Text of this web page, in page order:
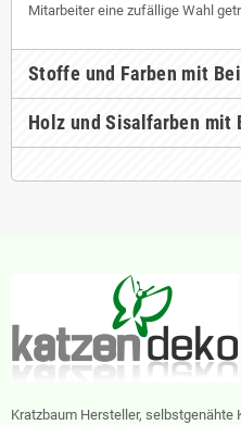
Mitarbeiter eine zufällige Wahl
Stoffe und Farben mit
Holz und Sisalfarben
Kratzbaum Hersteller, selbstgenähte